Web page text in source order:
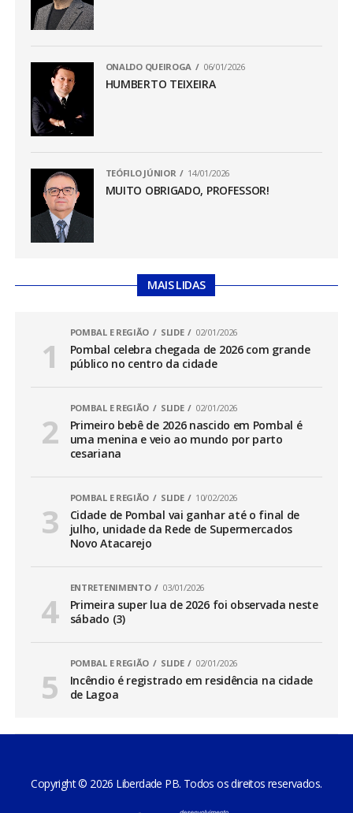
ONALDO QUEIROGA 06/01/2026
HUMBERTO TEIXEIRA
TEÓFILO JÚNIOR 14/01/2026
MUITO OBRIGADO, PROFESSOR!
MAIS LIDAS
POMBAL E REGIÃO SLIDE 02/01/2026
Pombal celebra chegada de 2026 com grande
público no centro da cidade
POMBAL E REGIÃO SLIDE 02/01/2026
Primeiro bebê de 2026 nascido em Pombal é
uma menina e veio ao mundo por parto
cesariana
POMBAL E REGIÃO SLIDE 10/02/2026
Cidade de Pombal vai ganhar até o final de
julho, unidade da Rede de Supermercados
Novo Atacarejo
ENTRETENIMENTO 03/01/2026
Primeira super lua de 2026 foi observada neste
sábado (3)
POMBAL E REGIÃO SLIDE 02/01/2026
Incêndio é registrado em residência na cidade
de Lagoa
Copyright © 2026 Liberdade PB. Todos os direitos reservados.